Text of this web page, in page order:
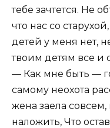
тебе зачтется. Не
что нас со
детей у меня нет,
твоим детям все и
— Как мне быть —
самому неохота
жена заела совсем,
наложить, Что